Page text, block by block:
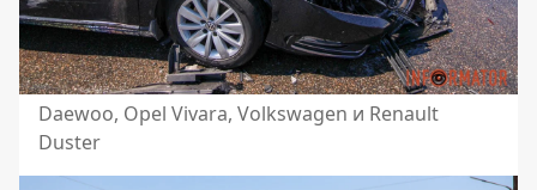
Daewoo, Opel Vivara, Volkswagen и Renault
Duster